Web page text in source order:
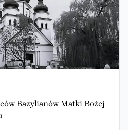
Bazylianów Matki Bożej